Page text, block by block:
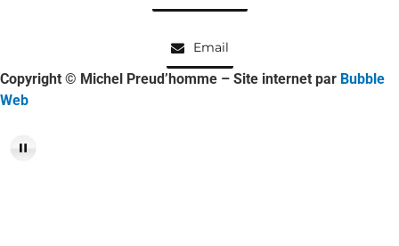
Email
Copyright © Michel Preud’homme – Site internet par Bubble
Web